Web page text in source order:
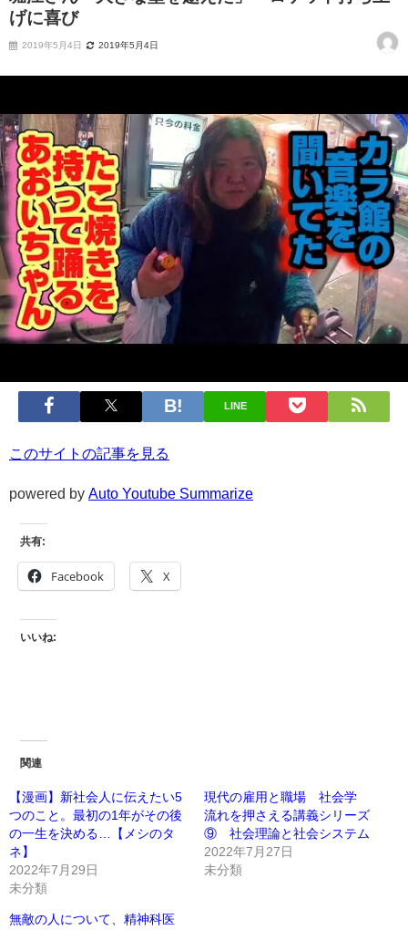
げに喜び
2019年5月4日 2019年5月4日
LINE
このサイトの記事を見る
powered by Auto Youtube Summarize
共有:
Facebook X
いいね:
関連
【漫画】新社会人に伝えたい5
つのこと。最初の1年がその後
の一生を決める…【メシのタ
ネ】
2022年7月29日
未分類
現代の雇用と職場 社会学
流れを押さえる講義シリーズ
⑨ 社会理論と社会システム
2022年7月27日
未分類
無敵の人について、精神科医